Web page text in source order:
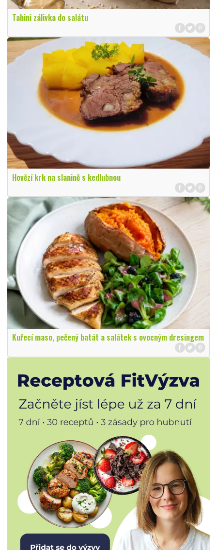
Tahini zálivka do salátu
Hovězí krk na slanině s kedlubnou
Kuřecí maso, pečený batát a salátek s ovocným dresingem